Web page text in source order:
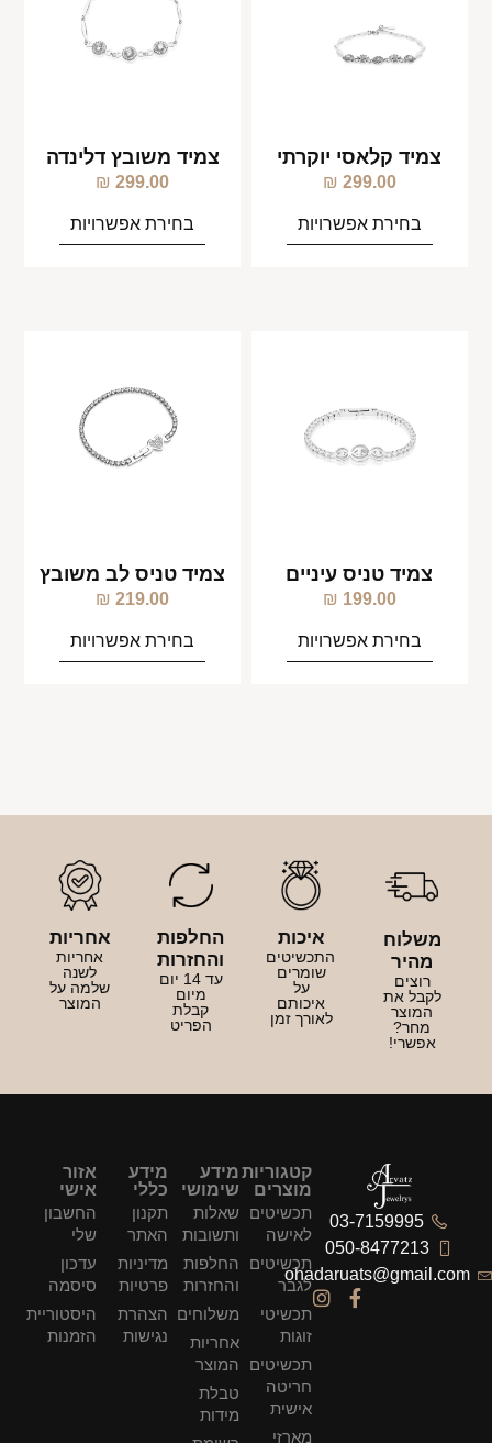
צמיד קלאסי יוקרתי
299.00
₪
בחירת אפשרויות
צמיד משובץ דלינדה
299.00
₪
בחירת אפשרויות
צמיד טניס עיניים
199.00
₪
בחירת אפשרויות
צמיד טניס לב משובץ
219.00
₪
בחירת אפשרויות
משלוח
מהיר
רוצים
לקבל את
המוצר
מחר?
אפשרי!
איכות
התכשיטים
שומרים
על
איכותם
לאורך זמן
החלפות
והחזרות
עד 14 יום
מיום
קבלת
הפריט
אחריות
אחריות
לשנה
שלמה על
המוצר
03-7159995
050-8477213
ohadaruats@gmail.com
קטגוריות
מוצרים
תכשיטים
לאישה
תכשיטים
לגבר
תכשיטי
זוגות
תכשיטים
חריטה
אישית
מארזי
מידע
שימושי
שאלות
ותשובות
החלפות
והחזרות
משלוחים
אחריות
המוצר
טבלת
מידות
מידע
כללי
תקנון
האתר
מדיניות
פרטיות
הצהרת
נגישות
אזור
אישי
החשבון
שלי
עדכון
סיסמה
היסטוריית
הזמנות